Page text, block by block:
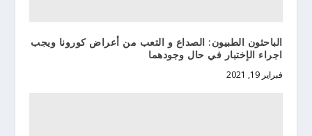
الباحثون الطبيون: الصداع و التعب من أعراض كورونا ويجب
اجراء الإختبار في حال وجودهما
فبراير 19, 2021